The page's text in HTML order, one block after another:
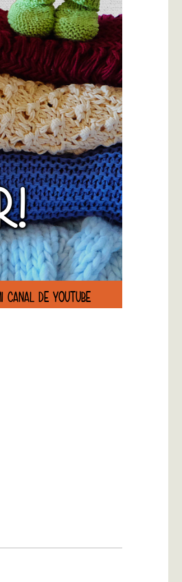
CANAL DE YOUTUBE